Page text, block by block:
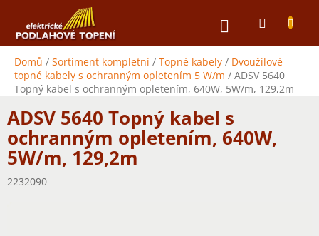
obsah
NÁKUPNÍ
Domů / Sortiment kompletní / Topné kabely / Dvoužilové
topné kabely s ochranným opletením 5 W/m / ADSV 5640
Topný kabel s ochranným opletením, 640W, 5W/m, 129,2m
ADSV 5640 Topný kabel s
ochranným opletením, 640W,
5W/m, 129,2m
2232090